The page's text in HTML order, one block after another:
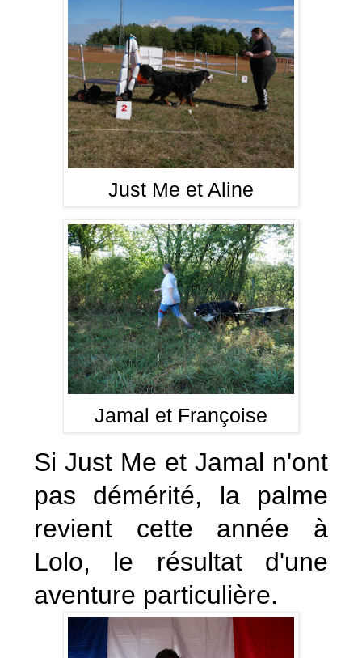
Just Me et Aline
Jamal et Françoise
Si Just Me et Jamal n'ont
pas démérité, la palme
revient cette année à
Lolo, le résultat d'une
aventure particulière.